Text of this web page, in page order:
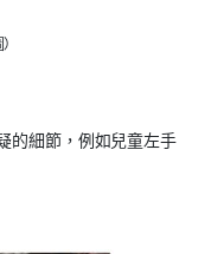
的細節，例如兒童左手